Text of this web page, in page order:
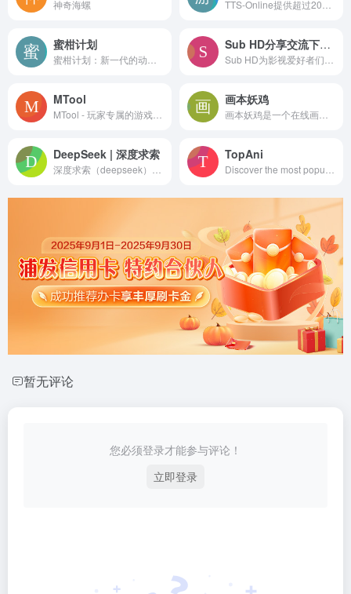
神奇海螺
蜜柑计划 Sub HD分享交流下载字幕平台
MTool 画本妖鸡
DeepSeek | 深度求索 TopAni
暂无评论
您必须登录才能参与评论！
立即登录